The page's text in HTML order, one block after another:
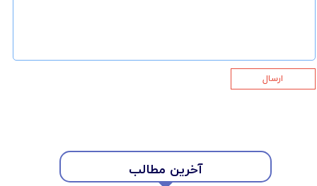
★
آخرین مطالب
ارسال